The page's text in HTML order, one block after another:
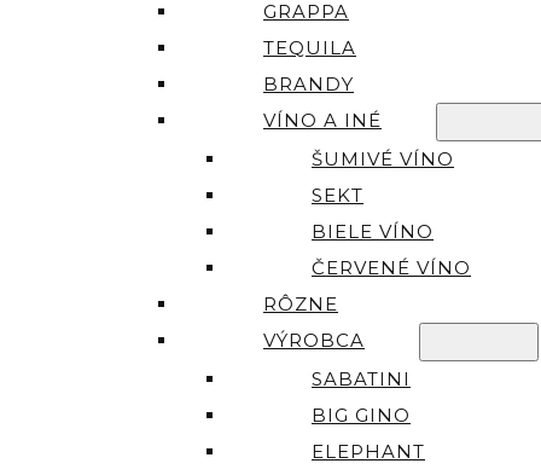
GRAPPA
TEQUILA
BRANDY
VÍNO A INÉ
ŠUMIVÉ VÍNO
SEKT
BIELE VÍNO
ČERVENÉ VÍNO
RÔZNE
VÝROBCA
SABATINI
BIG GINO
ELEPHANT